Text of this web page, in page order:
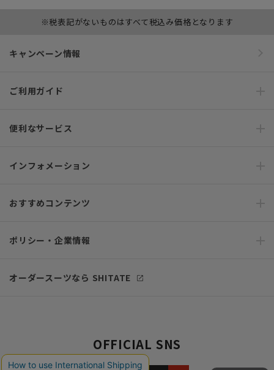
※税表記がないものはすべて税込み価格となります
キャンペーン情報
ご利用ガイド
便利なサービス
インフォメーション
おすすめコンテンツ
ポリシー・企業情報
オーダースーツなら SHITATE
OFFICIAL SNS